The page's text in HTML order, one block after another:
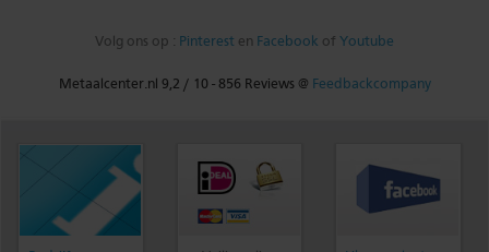
Volg ons op : Pinterest en Facebook of Youtube
Metaalcenter.nl 9,2 / 10 -856 Reviews @ Feedbackcompany